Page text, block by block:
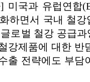
미국과 유럽연합
하면서 국내 철강
로벌 철강 공급
강제품에 대한 반
출 전략에도 부담